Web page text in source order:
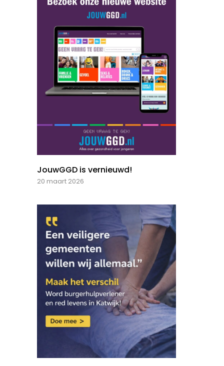
JouwGGD is vernieuwd!
20 maart 2026